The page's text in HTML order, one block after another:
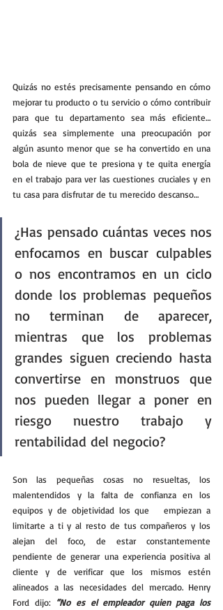
Quizás no estés precisamente pensando en cómo
mejorar tu producto o tu servicio o cómo contribuir
para que tu departamento sea más eficiente…
quizás sea simplemente una preocupación por
algún asunto menor que se ha convertido en una
bola de nieve que te presiona y te quita energía
en el trabajo para ver las cuestiones cruciales y en
tu casa para disfrutar de tu merecido descanso…
¿Has pensado cuántas veces nos
enfocamos en buscar culpables
o nos encontramos en un ciclo
donde los problemas pequeños
no terminan de aparecer,
mientras que los problemas
grandes siguen creciendo hasta
convertirse en monstruos que
nos pueden llegar a poner en
riesgo nuestro trabajo y
rentabilidad del negocio?
Son las pequeñas cosas no resueltas, los
malentendidos y la falta de confianza en los
equipos y de objetividad los que   empiezan a
limitarte a ti y al resto de tus compañeros y los
alejan del foco, de estar constantemente
pendiente de generar una experiencia positiva al
cliente y de verificar que los mismos estén
alineados a las necesidades del mercado. Henry
Ford dijo: “No es el empleador quien paga los